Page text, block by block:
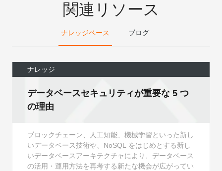
関連リソース
ナレッジベース ブログ
ナレッジ
データベースセキュリティが重要な 5 つ
の理由
ブロックチェーン、人工知能、機械学習といった新し
いデータベース技術や、NoSQL をはじめとする新し
いデータベースアーキテクチャにより、データベース
の活用・運用方法を再考する新たな機会が広がってい